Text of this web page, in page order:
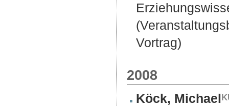
Vortrag)
2008
Köck, Michael